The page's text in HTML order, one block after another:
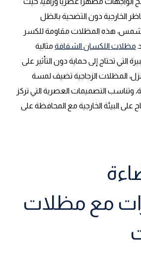
الخارجية دون التضحية بالظل
هذه المظلات مقاومة للكسر
مظلات اللكسان الشفافة مثالية
التي تحتاج إلى حماية دون التأثير على
المظلات الزجاجية تضيف لمسة
وتناسب التصميمات العصرية التي تركز
على البيئة الخارجية مع المحافظة على
مع مظلات